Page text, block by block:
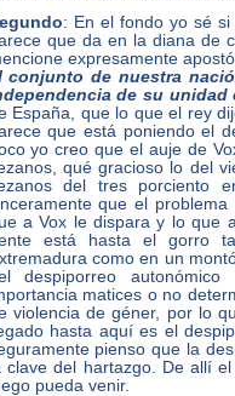
: En el fondo yo sé
que da en la diana de
expresamente
conjunto de nuestra
de su unidad
España, que lo que el rey
que está poniendo el
yo creo que el auje de
qué gracioso lo del
del tres porciento
que el
a Vox le dispara y lo que
está hasta el gorro
como en un
despiporreo
matices o no
violencia de géner, por lo
hasta aquí es el
pienso que la
clave del hartazgo. De allí
pueda venir.